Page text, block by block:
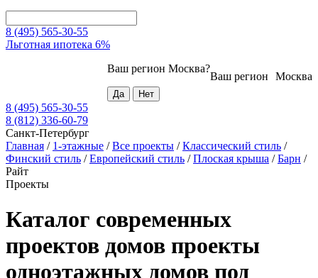
8 (495) 565-30-55
Льготная ипотека 6%
Москва
Ваш регион
Ваш регион Москва?
8 (495) 565-30-55
8 (812) 336-60-79
Санкт-Петербург
Главная / 1-этажные /Все проекты /Классический стиль /
Финский стиль /Европейский стиль /Плоская крыша /Барн /
Райт
Проекты
Каталог современных
проектов домов проекты
одноэтажных домов под